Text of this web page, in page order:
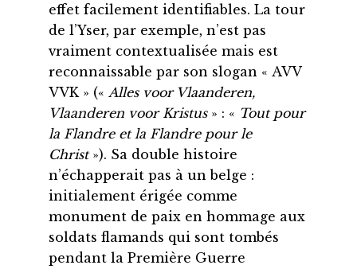
effet facilement identifiables. La tour
de l’Yser, par exemple, n’est pas
vraiment contextualisée mais est
reconnaissable par son slogan « AVV
VVK » (« Alles voor Vlaanderen,
Vlaanderen voor Kristus» : « Tout pour
la Flandre et la Flandre pour le
Christ »). Sa double histoire
n’échapperait pas à un belge :
initialement érigée comme
monument de paix en hommage aux
soldats flamands qui sont tombés
pendant la Première Guerre